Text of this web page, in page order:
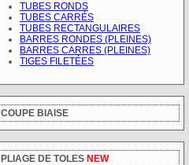
TUBES RONDS
TUBES CARRÉS
TUBES RECTANGULAIRES
BARRES RONDES (PLEINES)
BARRES CARRES (PLEINES)
TIGES FILETÉES
COUPE BIAISE
PLIAGE DE TOLES NEW